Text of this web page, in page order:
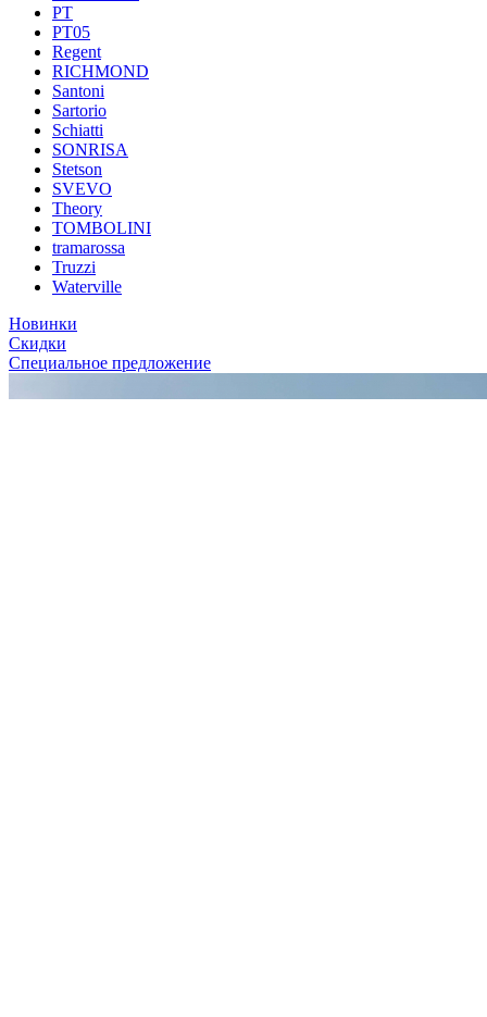
PT
PT05
Regent
RICHMOND
Santoni
Sartorio
Schiatti
SONRISA
Stetson
SVEVO
Theory
TOMBOLINI
tramarossa
Truzzi
Waterville
Новинки
Скидки
Специальное предложение